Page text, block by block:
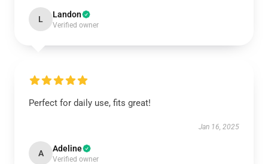
L Landon
Verified owner
Perfect for daily use, fits great!
Jan 16, 2025
A Adeline
Verified owner